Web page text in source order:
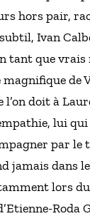
hors pair,
Ivan
tant que
de
doit à
lui
par le
jamais
lors